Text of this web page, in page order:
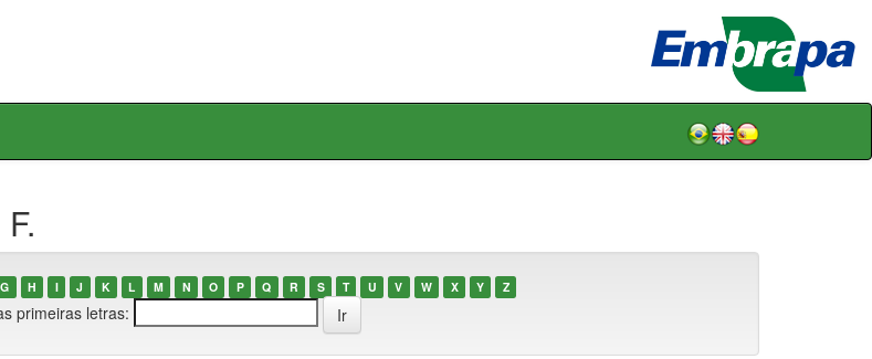
G H I J K L M N O P Q R S T U V W X Y Z
primeiras letras: